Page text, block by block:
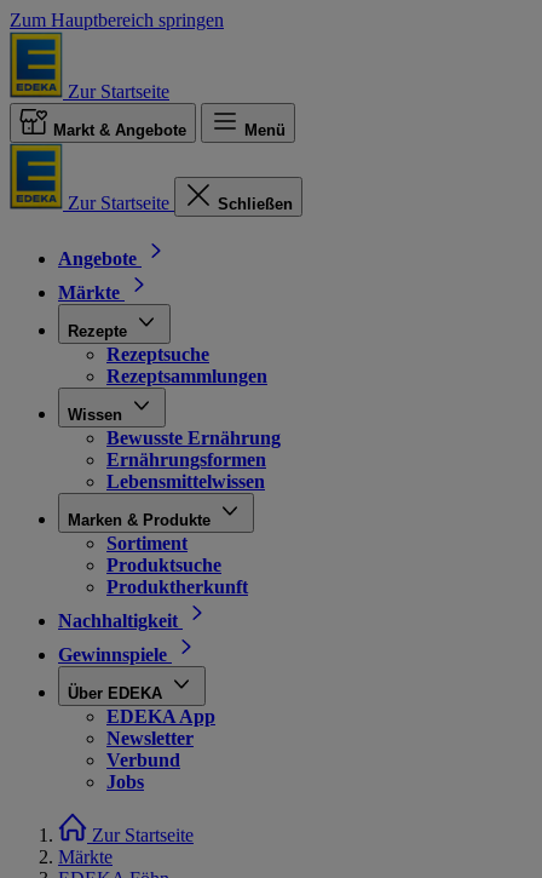
Zum Hauptbereich springen
Zur Startseite
Markt & Angebote Menü
Zur Startseite Schließen
Angebote
Märkte
Rezepte
Rezeptsuche
Rezeptsammlungen
Wissen
Bewusste Ernährung
Ernährungsformen
Lebensmittelwissen
Marken & Produkte
Sortiment
Produktsuche
Produktherkunft
Nachhaltigkeit
Gewinnspiele
Über EDEKA
EDEKA App
Newsletter
Verbund
Jobs
Zur Startseite
Märkte